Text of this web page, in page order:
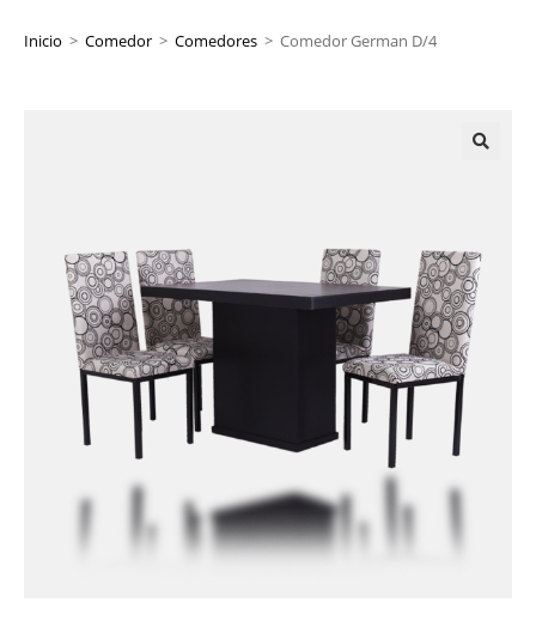
Inicio > Comedor > Comedores > Comedor German D/4